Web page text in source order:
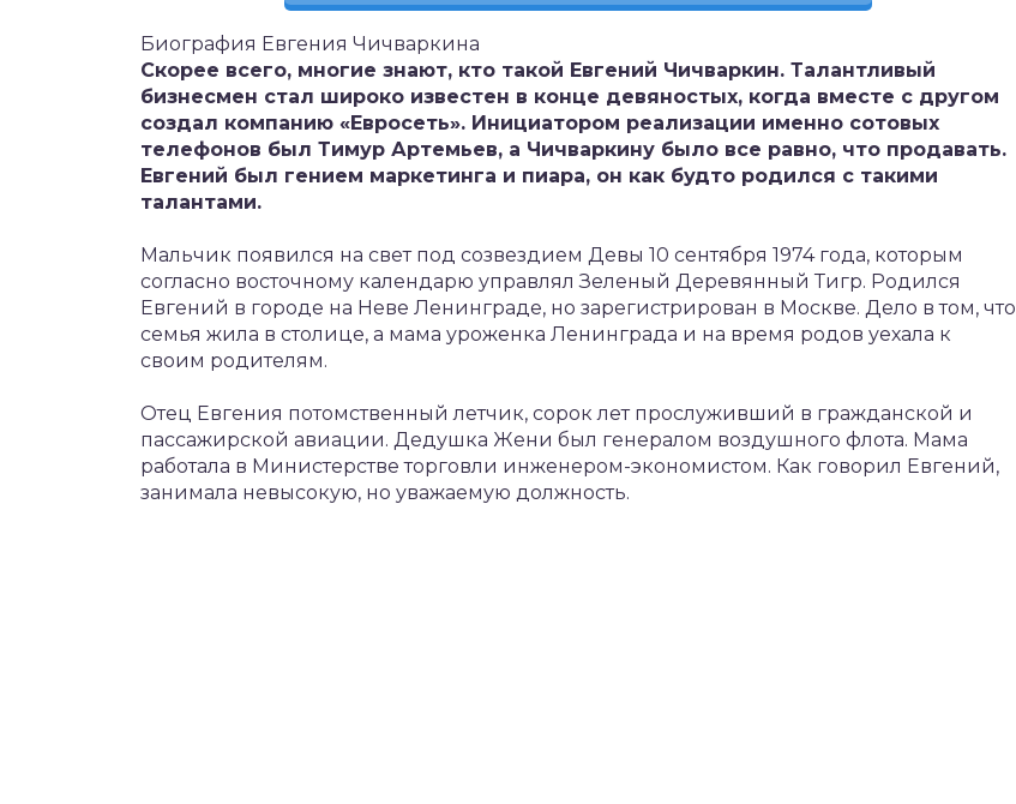
Биография Евгения Чичваркина
Скорее всего, многие знают, кто такой Евгений Чичваркин. Талантливый
бизнесмен стал широко известен в конце девяностых, когда вместе с другом
создал компанию «Евросеть». Инициатором реализации именно сотовых
телефонов был Тимур Артемьев, а Чичваркину было все равно, что продавать.
Евгений был гением маркетинга и пиара, он как будто родился с такими
талантами.
Мальчик появился на свет под созвездием Девы 10 сентября 1974 года, которым
согласно восточному календарю управлял Зеленый Деревянный Тигр. Родился
Евгений в городе на Неве Ленинграде, но зарегистрирован в Москве. Дело в том, что
семья жила в столице, а мама уроженка Ленинграда и на время родов уехала к
своим родителям.
Отец Евгения потомственный летчик, сорок лет прослуживший в гражданской и
пассажирской авиации. Дедушка Жени был генералом воздушного флота. Мама
работала в Министерстве торговли инженером-экономистом. Как говорил Евгений,
занимала невысокую, но уважаемую должность.